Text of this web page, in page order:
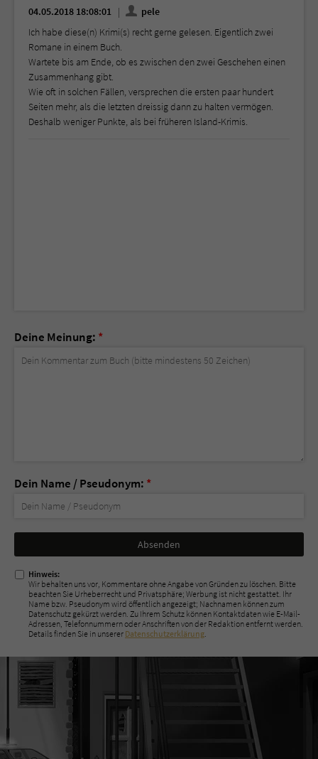
04.05.2018 18:08:01
pele
Ich habe diese(n) Krimi(s) recht gerne gelesen. Eigentlich zwei
Romane in einem Buch.
Wartete bis am Ende, ob es zwischen den zwei Geschehen einen
Zusammenhang gibt.
Wie oft in solchen Fällen, versprechen die ersten paar hundert
Seiten mehr, als die letzten dreissig dann zu halten vermögen.
Deshalb weniger Punkte, als bei früheren Island-Krimis.
Deine Meinung: *
Dein Name / Pseudonym: *
Nicht
ausfüllen!
Hinweis:
Wir behalten uns vor, Kommentare ohne Angabe von Gründen zu löschen. Bitte
beachten Sie Urheberrecht und Privatsphäre; Werbung ist nicht gestattet. Ihr
Name bzw. Pseudonym wird öffentlich angezeigt; Nachnamen können zum
Datenschutz gekürzt werden. Zu Ihrem Schutz können Kontaktdaten wie E-Mail-
Adressen, Telefonnummern oder Anschriften von der Redaktion entfernt werden.
Details finden Sie in unserer Datenschutzerklärung